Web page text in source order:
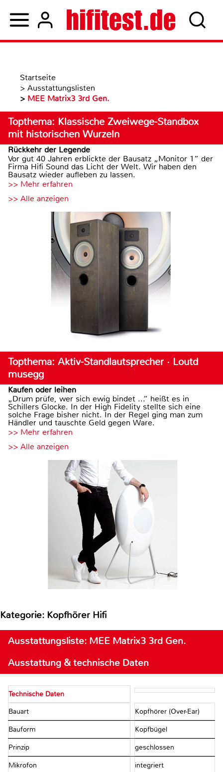
Startseite
> Ausstattungslisten
> MEE Matrix3 3rd Gen.
Topthema: Klassische Zweiwege-Standbox
mit historischen Wurzeln
Rückkehr der Legende
Vor gut 40 Jahren erblickte der Bausatz „Monitor 1“ der
Firma Hifi Sound das Licht der Welt. Wir haben den
Bausatz wieder aufleben zu lassen.
>> Mehr erfahren
>> Alle anzeigen
Topthema: Aktiv-Standlautsprecher · Loutd
musegg
Kaufen oder leihen
„Drum prüfe, wer sich ewig bindet ...“ heißt es in
Schillers Glocke. In der High Fidelity stellte sich eine
solche Frage bisher nicht. In der Regel ging man zum
Händler und tauschte Geld gegen Ware.
>> Mehr erfahren
>> Alle anzeigen
Kategorie: Kopfhörer Hifi
Ausstattungsliste: MEE Matrix3 3rd Gen.
Ausstattung & technische Daten
Technische Daten
Bauart Kopfhörer (Over-Ear)
Bauform Kopfbügel
Prinzip geschlossen
Mikrofon integriert